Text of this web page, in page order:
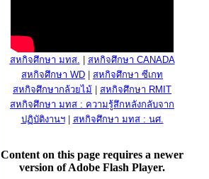
สหกิจศึกษา มทส.
สหกิจศึกษา CANADA
สหกิจศึกษา WD
สหกิจศึกษา ซีเกท
สหกิจศึกษากล้วยไม้
สหกิจศึกษา RMIT
สหกิจศึกษา มทส : ความรู้สึกหลังกลับจาก
ปฏิบัติงานฯ| สหกิจศึกษา มทส : นศ.
Content on this page requires a newer
version of Adobe Flash Player.